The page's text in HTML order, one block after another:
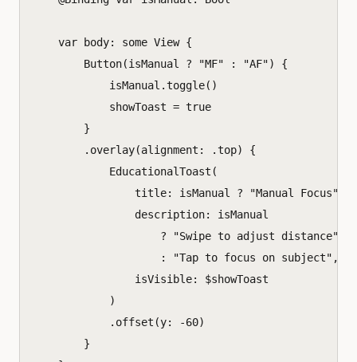
var body: some View {
Button(isManual ? "MF" : "AF")
{
isManual .toggle()
showToast = true
}
. overlay(alignment : .top)
{
EducationalToast (
title: isManual ? "Manual Focus"
description:
isManual
?
"Swipe to adjust distance"
:
"Tap to focus on subject" ,
isVisible: $showToast
)
. offset (y: -60)
}